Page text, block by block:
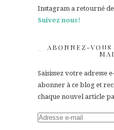
Instagram a retourné
Suivez nous!
ABONNEZ-
Saisissez votre adresse
abonner à ce blog et
chaque nouvel article
Adresse